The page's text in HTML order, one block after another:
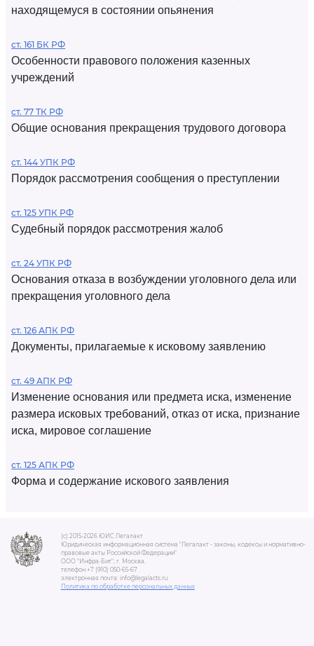
находящемуся в состоянии опьянения
ст. 161 БК РФ
Особенности правового положения казенных
учреждений
ст. 77 ТК РФ
Общие основания прекращения трудового договора
ст. 144 УПК РФ
Порядок рассмотрения сообщения о преступлении
ст. 125 УПК РФ
Судебный порядок рассмотрения жалоб
ст. 24 УПК РФ
Основания отказа в возбуждении уголовного дела или
прекращения уголовного дела
ст. 126 АПК РФ
Документы, прилагаемые к исковому заявлению
ст. 49 АПК РФ
Изменение основания или предмета иска, изменение
размера исковых требований, отказ от иска, признание
иска, мировое соглашение
ст. 125 АПК РФ
Форма и содержание искового заявления
(c) 2015-2026 ЮИС Легалакт
Юридическая информационная система "Легалакт - законы, кодексы и нормативно-
правовые акты Российской Федерации"
ООО "Инфра-Бит", г. Москва.
телефон +7 (910) 050-65-67
электронная почта: info@legalacts.ru
Политика по обработке персональных данных